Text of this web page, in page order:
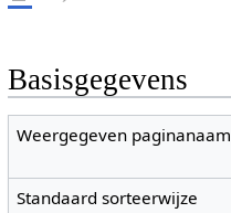
Basisgegevens
Weergegeven paginanaam
Standaard sorteerwijze